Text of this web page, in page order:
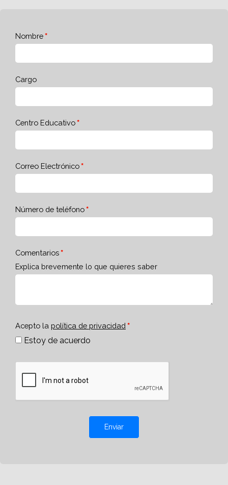
Nombre
Cargo
Centro Educativo
Correo Electrónico
Número de teléfono
Comentarios
Explica brevemente lo que quieres saber
Acepto la política de privacidad
Estoy de acuerdo
Enviar